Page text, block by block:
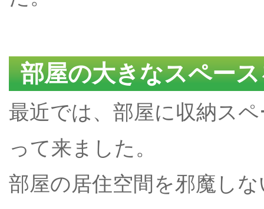
部屋の大きなスペー
最近では、部屋に収納ス
って来ました。
部屋の居住空間を邪魔し